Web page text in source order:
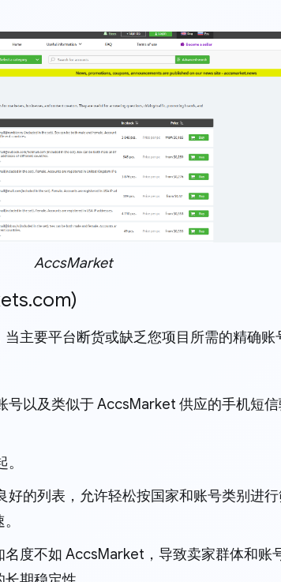
AccsMarket
主要平台断货或缺乏您项目所需的精确账
号以及类似于 AccsMarket 供应的手机短信
好的列表，允许轻松按国家和账号类别进
名度不如 AccsMarket，导致卖家群体和账